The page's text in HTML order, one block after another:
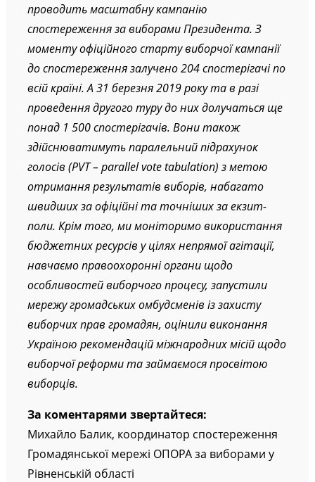
проводить масштабну кампанію
спостереження за виборами Президента. З
моменту офіційного старту виборчої кампанії
до спостереження залучено 204 спостерігачі по
всій країні. А 31 березня 2019 року та в разі
проведення другого туру до них долучаться ще
понад 1 500 спостерігачів. Вони також
здійснюватимуть паралельний підрахунок
голосів (PVT – parallel vote tabulation) з метою
отримання результатів виборів, набагато
швидших за офіційні та точніших за екзит-
поли. Крім того, ми моніторимо використання
бюджетних ресурсів у цілях непрямої агітації,
навчаємо правоохоронні органи щодо
особливостей виборчого процесу, запустили
мережу громадських омбудсменів із захисту
виборчих прав громадян, оцінили виконання
Україною рекомендацій міжнародних місій щодо
виборчої реформи та займаємося просвітою
виборців.
За коментарями звертайтеся:
Михайло Балик, координатор спостереження
Громадянської мережі ОПОРА за виборами у
Рівненській області